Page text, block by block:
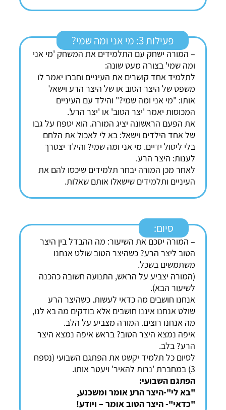
פעילות 3: מי אני ומה שמי?
– המורה ישחק עם התלמידים את המשחק 'מי אני
ומה שמי' בצורה מעט שונה:
לתלמיד אחד קושרים את העיניים וחברו יאמר לו
משפט של היצר הטוב או של היצר הרע וישאל
אותו: "מי אני ומה שמי?" והילד עם העיניים
המכוסות יאמר 'יצר הטוב' או 'יצר הרע'.
את הפעם הראשונה יציג המורה. הוא יטפח על גבו
של אחד הילדים וישאל: בא לי לאכול את הלחם
בלי ליטול ידיים. מי אני ומה שמי? והילד יצטרך
לענות: היצר הרע.
לאחר מכן המורה יבחר תלמידים שיכסו להם את
העיניים ותלמידים שישאלו אותם שאלות.
סיום:
– המורה יסכם את השיעור: מה ההבדל בין היצר
הטוב ליצר הרע? כשהיצר הטוב שולט אנחנו
משתמשים בשכל.
(המורה יצביע על הראש, התנועה חשובה כהכנה
לשיעור הבא).
אנחנו חושבים מה כדאי לעשות. כשהיצר הרע
שולט אנחנו איננו חושבים אלא בודקים מה בא לנו,
מה אנחנו רוצים. המורה מצביע על הלב.
איפה נמצא היצר הטוב? בראש איפה נמצא היצר
הרע? בלב.
לסיום כל תלמיד יקשט את הפתגם השבועי (נספח
3) במחברת 'נרות להאיר' ויעטר אותו.
הפתגם השבועי:
"בא לי"-היצר הרע אומר ומשכנע,
"כדאי"- היצר הטוב אומר – ויודע!